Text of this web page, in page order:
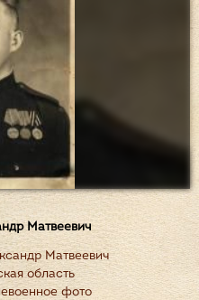
Матвеевич
Матвеевич
область
фото